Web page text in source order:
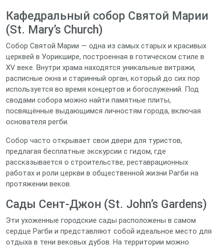
Кафедральный собор Святой Марии
(St. Mary’s Church)
Собор Святой Марии — одна из самых старых и красивых
церквей в Уорикшире, построенная в готическом стиле в
XV веке. Внутри храма находятся уникальные витражи,
расписные окна и старинный орган, который до сих пор
используется во время концертов и богослужений. Под
сводами собора можно найти памятные плиты,
посвящённые выдающимся личностям города, включая
основателя регби.
Собор часто открывает свои двери для туристов,
предлагая бесплатные экскурсии с гидом, где
рассказывается о строительстве, реставрационных
работах и роли церкви в общественной жизни Рагби на
протяжении веков.
Сады Сент-Джон (St. John’s Gardens)
Эти ухоженные городские сады расположены в самом
сердце Рагби и представляют собой идеальное место для
отдыха в тени вековых дубов. На территории можно